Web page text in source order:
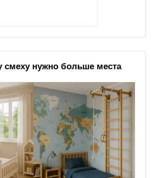
смеху нужно больше места